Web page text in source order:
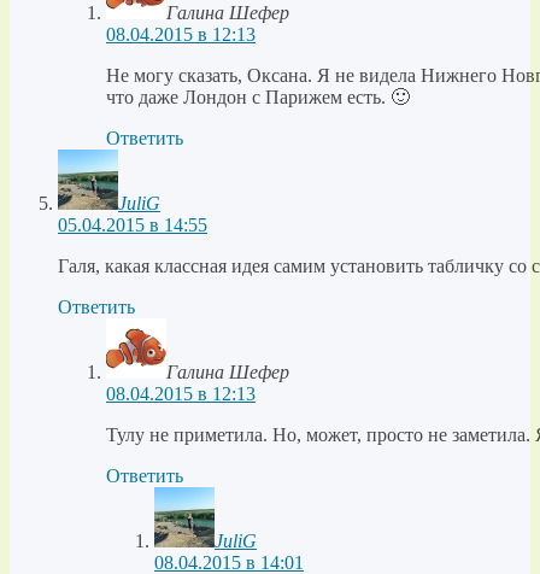
Галина Шефер
08.04.2015 в 12:13
Не могу сказать, Оксана. Я не видела Нижнего
что даже Лондон с Парижем есть. 🙂
Ответить
JuliG
05.04.2015 в 14:55
Галя, какая классная идея самим установить табличку
Ответить
Галина Шефер
08.04.2015 в 12:13
Тулу не приметила. Но, может, просто не
Ответить
JuliG
08.04.2015 в 14:01